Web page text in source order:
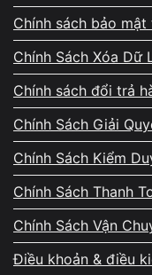
Yếu tố làm chi
Laptop gaming,
thường cóchi phí sửa
Thời gian sửa
Nhiều trường
nhưng thay màn hình
Cách tránh bị
Chính sách bảo
Chính Sách Xóa Dữ
Chính sách đổi trả
Chính Sách Giải
Chính Sách Kiểm
Chính Sách Thanh
Chính Sách Vận
Điều khoản & điều